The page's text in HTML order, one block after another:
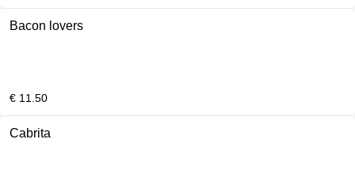
Bacon lovers
€ 11.50
Cabrita